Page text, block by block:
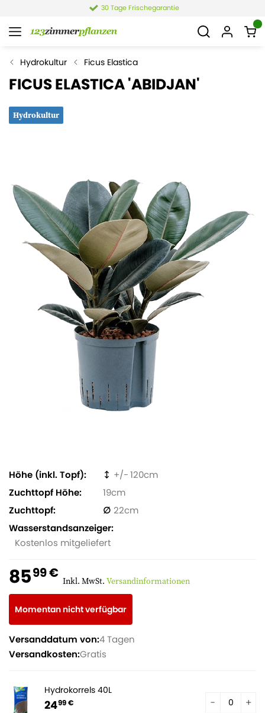
4,4 von 6.021 Bewertungen
Hydrokultur Ficus Elastica
FICUS ELASTICA 'ABIDJAN'
Hydrokultur
Höhe (inkl. Topf)
120
Zuchttopf Höhe
19
Zuchttopf
22
Wasserstandsanzeiger
Kostenlos mitgeliefert
8599 € Inkl. MwSt. Versandinformationen
Momentan nicht verfügbar
Versanddatum von:4 Tagen
Versandkosten:Gratis
Hydrokorrels 40L
2499 €